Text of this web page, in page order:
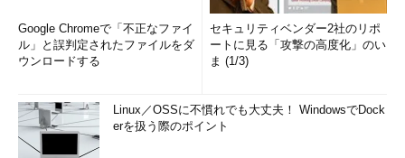
Google Chromeで「不正なファイ
ル」と誤判定されたファイルをダ
ウンロードする
セキュリティベンダー2社のリポ
ートに見る「攻撃の高度化」のい
ま (1/3)
Linux／OSSに不慣れでも大丈夫！ WindowsでDock
erを扱う際のポイント